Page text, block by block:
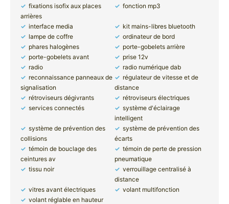
fixations isofix aux places
arrières
fonction mp3
interface media
kit mains-libres bluetooth
lampe de coffre
ordinateur de bord
phares halogènes
porte-gobelets arrière
porte-gobelets avant
prise 12v
radio
radio numérique dab
reconnaissance panneaux de
signalisation
régulateur de vitesse et de
distance
rétroviseurs dégivrants
rétroviseurs électriques
services connectés
système d'éclairage
intelligent
système de prévention des
collisions
système de prévention des
écarts
témoin de bouclage des
ceintures av
témoin de perte de pression
pneumatique
tissu noir
verrouillage centralisé à
distance
vitres avant électriques
volant multifonction
volant réglable en hauteur